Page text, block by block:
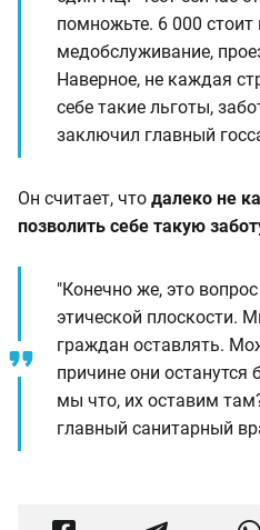
помножьте. 6 000 стоит
медобслуживание,
Наверное, не каждая
себе такие льготы,
заключил главный
Он считает, что далеко не
позволить себе такую
"Конечно же, это
этической плоскости.
граждан оставлять.
причине они останутся
мы что, их оставим
главный санитарный